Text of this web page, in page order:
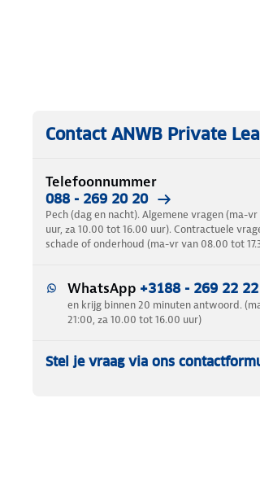
Contact ANWB Private
Telefoonnummer
088 - 269 20 20
Pech (dag en nacht). Algemene vragen (ma-vr
uur, za 10.00 tot 16.00 uur). Contractuele
schade of onderhoud (ma-vr van 08.00 tot
WhatsApp +3188 - 269 22 22
en krijg binnen 20 minuten antwoord.
21:00, za 10.00 tot 16.00 uur)
Stel je vraag via ons